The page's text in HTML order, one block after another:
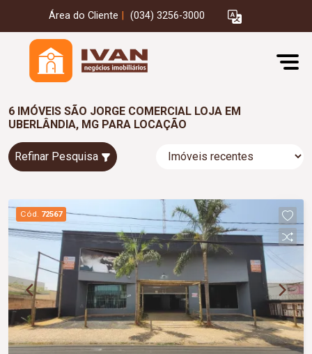
Área do Cliente (034) 3256-3000
6 IMÓVEIS SÃO JORGE COMERCIAL LOJA EM
UBERLÂNDIA, MG PARA LOCAÇÃO
Refinar Pesquisa
Cód. 72567